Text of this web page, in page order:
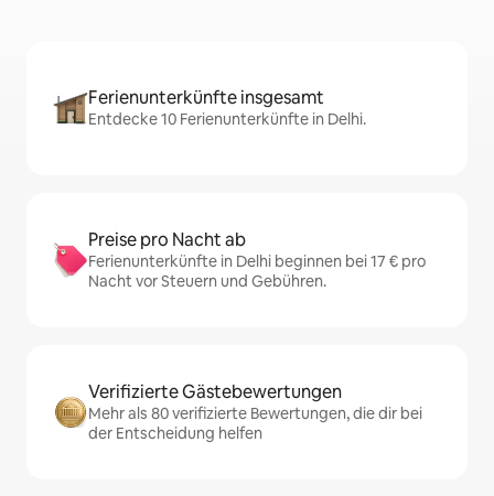
Ferienunterkünfte insgesamt
Entdecke 10 Ferienunterkünfte in Delhi.
Preise pro Nacht ab
Ferienunterkünfte in Delhi beginnen bei 17 € pro
Nacht vor Steuern und Gebühren.
Verifizierte Gästebewertungen
Mehr als 80 verifizierte Bewertungen, die dir bei
der Entscheidung helfen